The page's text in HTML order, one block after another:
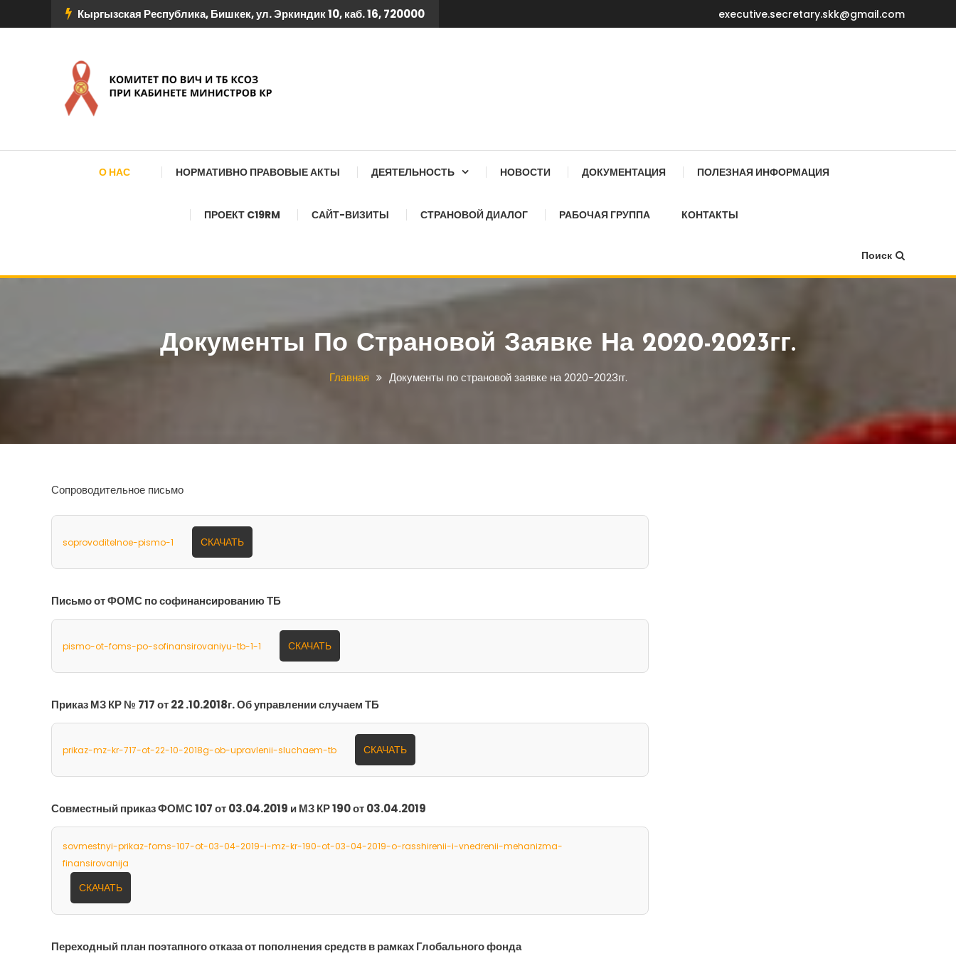
к
Кыргызская Республика, Бишкек, ул. Эркиндик 10, каб. 16, 720000 executive.secretary.skk@gmail.com
О НАС НОРМАТИВНО ПРАВОВЫЕ АКТЫ ДЕЯТЕЛЬНОСТЬ НОВОСТИ ДОКУМЕНТАЦИЯ ПОЛЕЗНАЯ ИНФОРМАЦИЯ
ПРОЕКТ C19RM САЙТ-ВИЗИТЫ СТРАНОВОЙ ДИАЛОГ РАБОЧАЯ ГРУППА КОНТАКТЫ
Поиск
Документы По Страновой Заявке На 2020-2023гг.
Главная Документы по страновой заявке на 2020-2023гг.
Сопроводительное письмо
soprovoditelnoe-pismo-1 СКАЧАТЬ
Письмо от ФОМС по софинансированию ТБ
pismo-ot-foms-po-sofinansirovaniyu-tb-1-1 СКАЧАТЬ
Приказ МЗ КР № 717 от 22 .10.2018г. Об управлении случаем ТБ
prikaz-mz-kr-717-ot-22-10-2018g-ob-upravlenii-sluchaem-tb СКАЧАТЬ
Совместный приказ ФОМС 107 от 03.04.2019 и МЗ КР 190 от 03.04.2019
sovmestnyi-prikaz-foms-107-ot-03-04-2019-i-mz-kr-190-ot-03-04-2019-o-rasshirenii-i-vnedrenii-mehanizma-
finansirovanija
СКАЧАТЬ
Переходный план поэтапного отказа от пополнения средств в рамках Глобального фонда